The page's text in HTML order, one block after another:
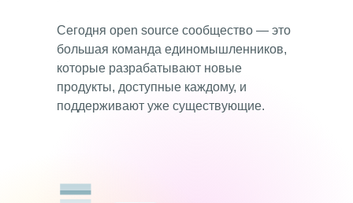
Сегодня open source сообщество — это
большая команда единомышленников,
которые разрабатывают новые
продукты, доступные каждому, и
поддерживают уже существующие.